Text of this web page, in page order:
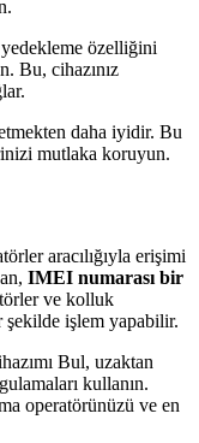
özelliğini
Bu, cihazınız
daha iyidir. Bu
mutlaka koruyun.
aracılığıyla erişimi
IMEI numarası bir
ve kolluk
işlem yapabilir.
Bul, uzaktan
kullanın.
operatörünüzü ve en